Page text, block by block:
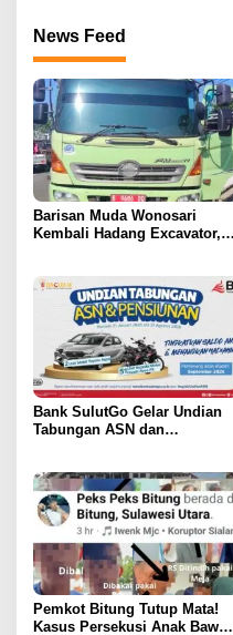
News Feed
Barisan Muda Wonosari
Kembali Hadang Excavator,
Bank SulutGo Gelar Undian
Tabungan ASN dan
Pemkot Bitung Tutup Mata!
Kasus Persekusi Anak Bawah